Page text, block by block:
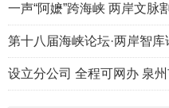
一声“阿嬷”跨海峡 两岸文脉
第十八届海峡论坛·两岸智
设立分公司 全程可网办 泉